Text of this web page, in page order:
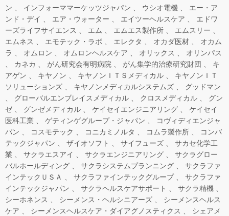
ン
インフォーママーケッツジャパン ウシオ電機
エー・ア
ンド・デイ
エア・ウォーター エイツーヘルスケア
エドワ
ーズライフサイエンス
エム エムエス製作所
エムスリー
エムネス
エモテック・ラボ エレクタ オカダ医材
オカム
ラ
オムロン オムロンヘルスケア オリックス
オリンパス
カネカ
がん研究会有明病院 がん集学的治療研究財団
キ
アゲン
キヤノン キヤノンＩＴＳメディカル
キヤノンＩＴ
ソリューションズ
キヤノンメディカルシステムズ
グッドマン
グローバルエンブレイスメディカル
クロスメディカル
グン
ゼ
グンゼメディカル ケイセイエンジニアリング
ケイセイ
医科工業
ゲティンゲグループ・ジャパン
コヴィディエンジャ
パン
コスモテック コニカミノルタ コムラ製作所
コンバ
テックジャパン
ザイオソフト サイフューズ
サカセ化学工
業
サクラエスアイ サクラエンジニアリング
サクラグロー
バルホールディング
サクラシステムプランニング
サクラファ
インテックＵＳＡ
サクラファインテックグループ
サクラファ
インテックジャパン
サクラヘルスケアサポート
サクラ精機
シーホネンス
シーメンス・ヘルシニアーズ
シーメンスヘルス
ケア
シーメンスヘルスケア・ダイアグノスティクス シェアメ